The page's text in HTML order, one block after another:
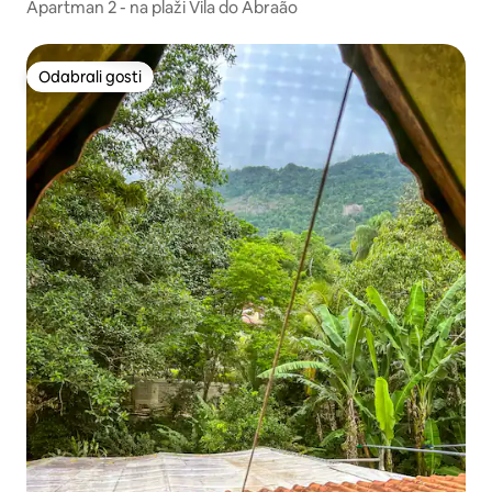
Apartman 2 - na plaži Vila do Abraão
Odabrali gosti
Odabrali gosti